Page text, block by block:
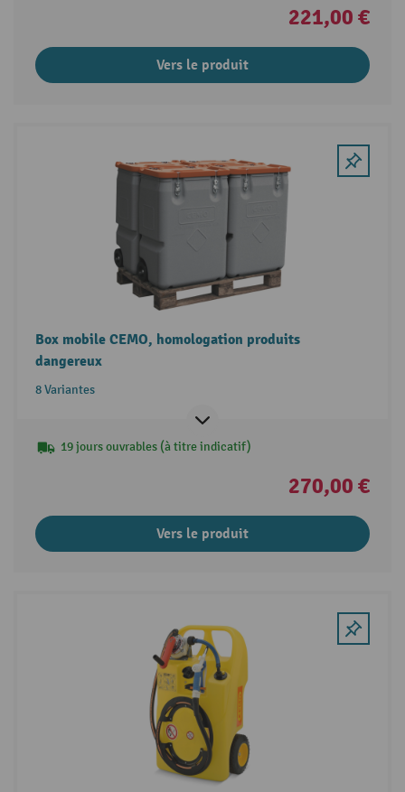
221,00 €
Vers le produit
Box mobile CEMO, homologation produits
dangereux
8 Variantes
19 jours ouvrables (à titre indicatif)
270,00 €
Vers le produit